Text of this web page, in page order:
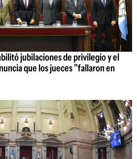
jubilaciones de privilegio y el
que los jueces "fallaron en